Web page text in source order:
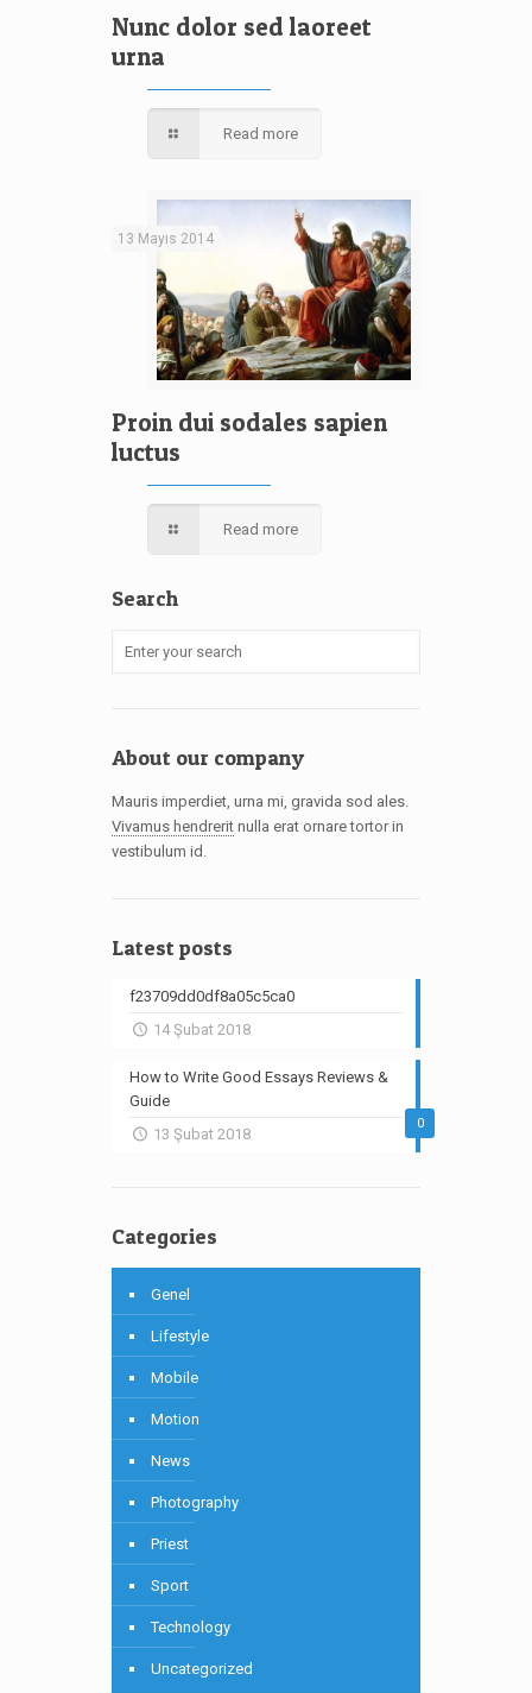
Nunc dolor sed laoreet
urna
Read more
13 Mayıs 2014
Proin dui sodales sapien
luctus
Read more
Search
About our company
Mauris imperdiet, urna mi, gravida sod ales.
Vivamus hendrerit nulla erat ornare tortor in
vestibulum id.
Latest posts
f23709dd0df8a05c5ca0
14 Şubat 2018
0
How to Write Good Essays Reviews &
Guide
13 Şubat 2018
Categories
Genel
Lifestyle
Mobile
Motion
News
Photography
Priest
Sport
Technology
Uncategorized